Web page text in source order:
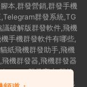
本,群發營銷,群發手機
群發系統,TG
破解版群發軟件,飛機
手機群發軟件有哪些,
紙飛機群發助手,飛機
機群發器,飛機群發器
群發言,加群軟
,群發軟件,tg群發器免